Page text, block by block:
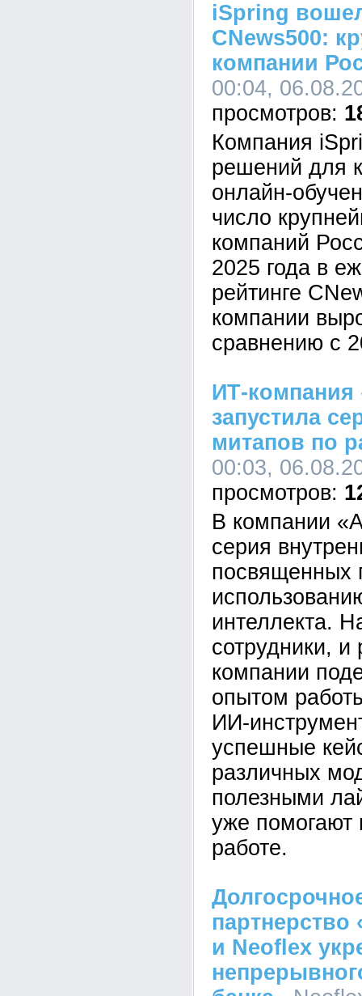
iSpring
CNews500:
компании
00:04,
Компания
решений для
онлайн-
число
компаний
2025 года в
рейтинге
компании
сравнению с
ИТ-компания
запустила
митапов по
00:03,
В компании
серия
посвященных
интеллекта.
сотрудники, и
компании
опытом
ИИ-
успешные
различных
полезными
уже помогают
работе.
партнерство
и Neoflex